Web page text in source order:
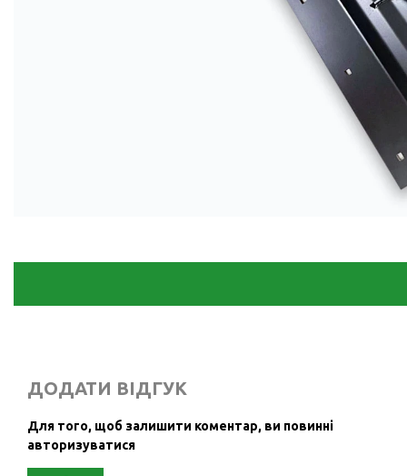
ДОДАТИ ВІДГУК
Для того, щоб залишити коментар, ви повинні
авторизуватися